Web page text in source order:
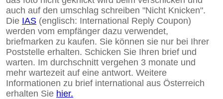
auch auf den umschlag schreiben "Nicht Knicken".
Die IAS (englisch: International Reply Coupon)
werden vom empfänger dazu verwendet,
briefmarken zu kaufen. Sie können sie nur bei Ihrer
Poststelle erhalten. Schicken Sie Ihren brief und
warten. Im durchschnitt vergehen 3 monate und
mehr wartezeit auf eine antwort. Weitere
Informationen zu brief international aus Österreich
erhalten Sie hier.